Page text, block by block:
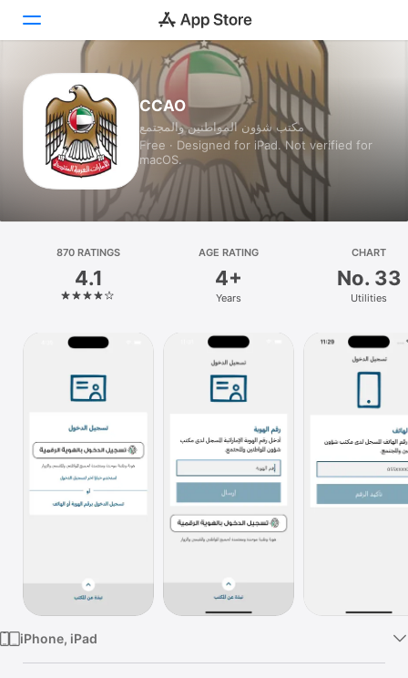
Today
Games
Apps
Arcade
Platform
iPhone
TV
CCAO
مكتب شؤون المواطنين والمجتمع
Free · Designed for iPad. Not verified for
macOS.
870 RATINGS
4.1
AGE RATING
4+
Years
CHART
No. 33
Utilities
iPhone, iPad